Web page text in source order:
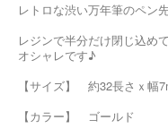
レトロな渋い万年筆のペン
レジンで半分だけ閉じ込め
オシャレです♪
【サイズ】 約32長さｘ
【カラー】 ゴールド